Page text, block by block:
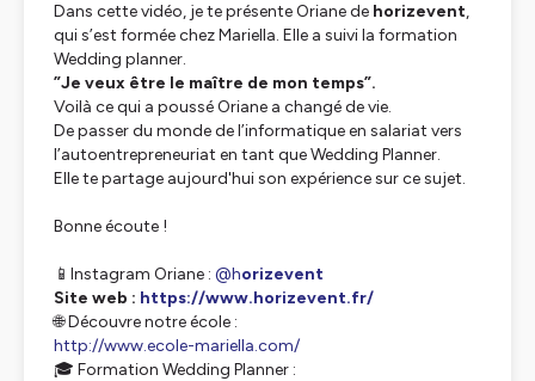
Dans cette vidéo, je te présente Oriane de horizevent,
qui s’est formée chez Mariella. Elle a suivi la formation
Wedding planner.
”Je veux être le maître de mon temps”.
Voilà ce qui a poussé Oriane a changé de vie.
De passer du monde de l’informatique en salariat vers
l’autoentrepreneuriat en tant que Wedding Planner.
Elle te partage aujourd'hui son expérience sur ce sujet.
Bonne écoute !
📱Instagram Oriane : @horizevent
Site web : https://www.horizevent.fr/
🌐 Découvre notre école :
http://www.ecole-mariella.com/
🎓 Formation Wedding Planner :